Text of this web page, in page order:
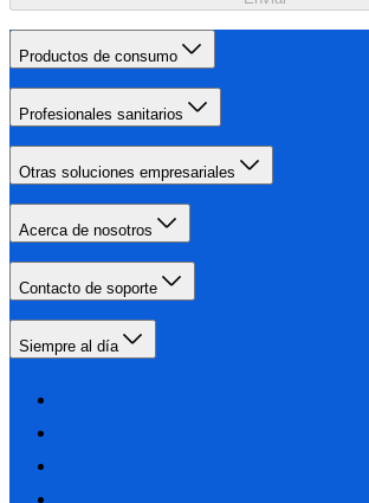
Productos de consumo
Profesionales sanitarios
Otras soluciones empresariales
Acerca de nosotros
Contacto de soporte
Siempre al día